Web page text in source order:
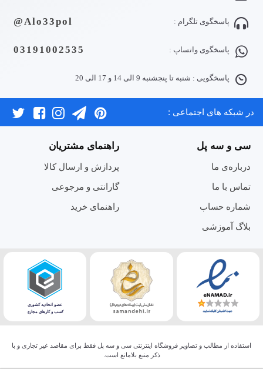
پاسخگوی تلگرام : Alo33pol@
پاسخگوی واتساپ : 03191002535
پاسخگویی : شنبه تا پنجشنبه 9 الی 14 و 17 الی 20
در شبکه های اجتماعی :
سی و سه پل
درباره‌ی ما
تماس با ما
شماره حساب
بلاگ آموزشی
راهنمای مشتریان
پردازش و ارسال کالا
گارانتی و مرجوعی
راهنمای خرید
استفاده از مطالب و تصاویر فروشگاه اینترنتی سی و سه پل فقط برای مقاصد غیر تجاری و با
ذکر منبع بلامانع است.